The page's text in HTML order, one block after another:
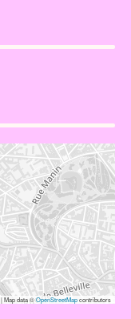
|Map data ©OpenStreetMapcontributors